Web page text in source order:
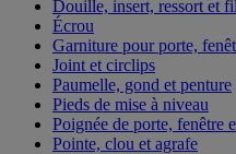
Douille, insert, ressort et
Écrou
Garniture pour porte,
Joint et circlips
Paumelle, gond et penture
Pieds de mise à niveau
Poignée de porte, fenêtre
Pointe, clou et agrafe